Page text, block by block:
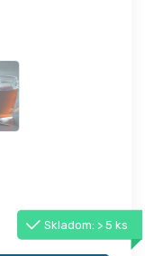
Skladom: > 5 ks